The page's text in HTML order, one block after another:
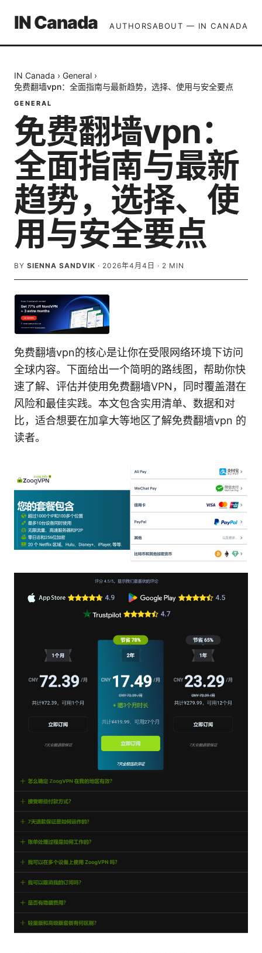
IN Canada AUTHORSABOUT — IN CANADA
IN Canada › General ›
免费翻墙vpn：全面指南与最新趋势，选择、使用与安全要点
GENERAL
免费翻墙vpn：
全面指南与最新
趋势，选择、使
用与安全要点
BY SIENNA SANDVIK · 2026年4月4日 · 2 MIN
免费翻墙vpn的核心是让你在受限网络环境下访问
全球内容。下面给出一个简明的路线图，帮助你快
速了解、评估并使用免费翻墙VPN，同时覆盖潜在
风险和最佳实践。本文包含实用清单、数据和对
比，适合想要在加拿大等地区了解免费翻墙vpn 的
读者。